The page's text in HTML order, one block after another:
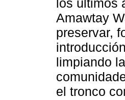
los últimos
Amawtay
preservar,
limpiando
el tronco